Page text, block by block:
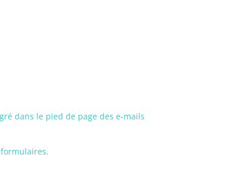
dans le pied de page des e-mails